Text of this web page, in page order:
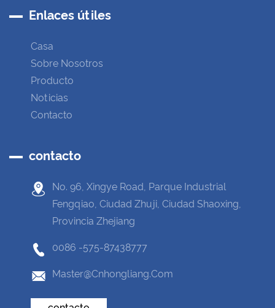
Enlaces útiles
Casa
Sobre Nosotros
Producto
Noticias
Contacto
contacto
No. 96, Xingye Road, Parque Industrial
Fengqiao, Ciudad Zhuji, Ciudad Shaoxing,
Provincia Zhejiang
0086 -575-87438777
Master@cnhongliang.com